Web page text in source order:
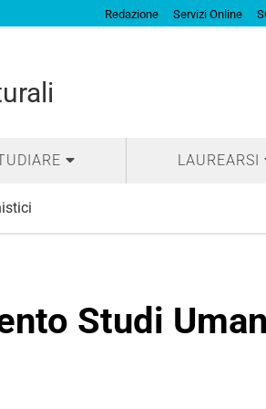
Redazione Servizi Online
LAUREARSI
Studi